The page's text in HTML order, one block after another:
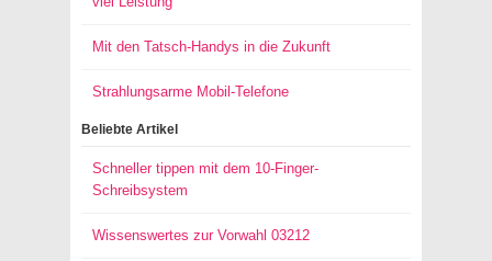
Mit den Tatsch-Handys in die Zukunft
Strahlungsarme Mobil-Telefone
Beliebte Artikel
Schneller tippen mit dem 10-Finger-
Schreibsystem
Wissenswertes zur Vorwahl 03212